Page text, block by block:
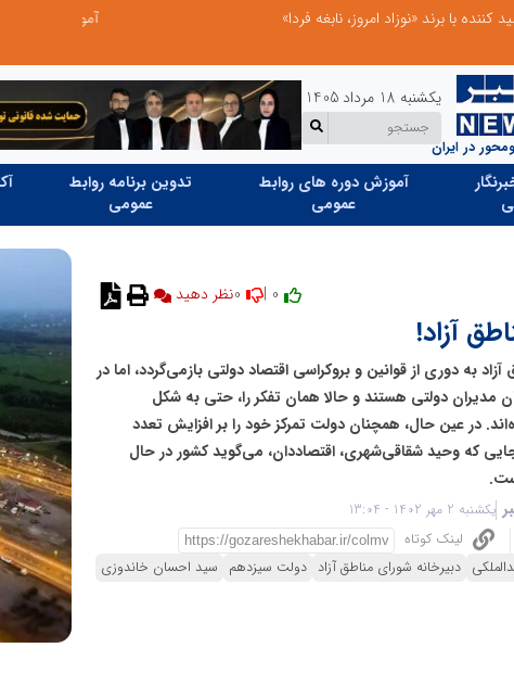
آموزش زبان با نگاه روان‌شناختی؛ ترسیم مسیر آکادمی بین‌المللی ماهنورا، برای یادگیری اثربخش
در ایران
یکشنبه 18 مرداد 1405
آموزش دوره های روابط
عمومی
تدوین برنامه روابط
عمومی
آزاد!
به دوری از قوانین و بروکراسی اقتصاد دولتی بازمی‌گردد، اما در
مدیران دولتی هستند و حالا همان تفکر را، حتی به شکل
در عین حال، همچنان دولت تمرکز خود را بر افزایش تعدد
که وحید شقاقی‌شهری، اقتصاددان، می‌گوید کشور در حال
یکشنبه 2 مهر 1402 - 13:04
لینک کوتاه
دبیرخانه شورای مناطق آزاد دولت سیزدهم سید احسان خاندوزی